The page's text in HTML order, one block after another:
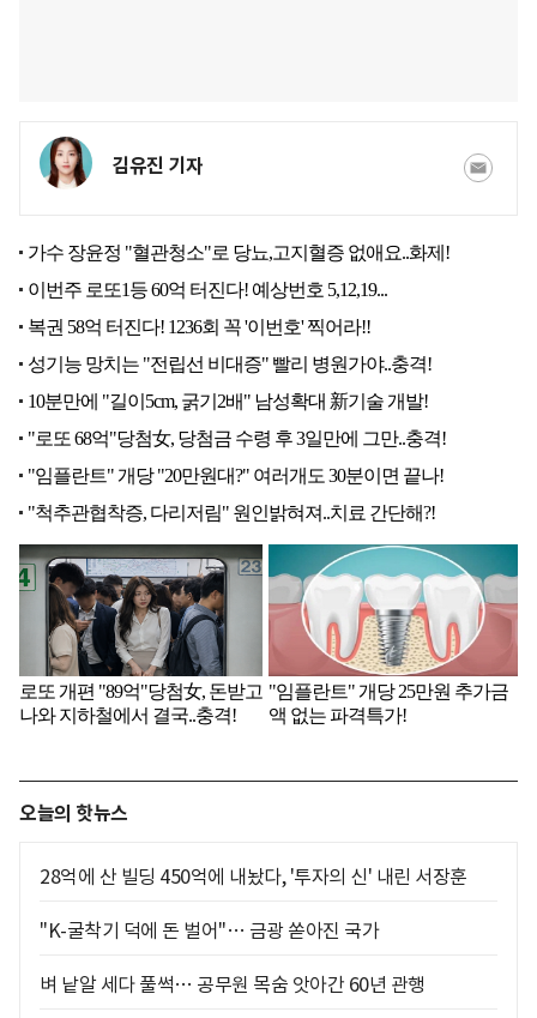
김유진 기자
오늘의 핫뉴스
28억에 산 빌딩 450억에 내놨다, '투자의 신' 내린 서장훈
"K-굴착기 덕에 돈 벌어"… 금광 쏟아진 국가
벼 낱알 세다 풀썩… 공무원 목숨 앗아간 60년 관행